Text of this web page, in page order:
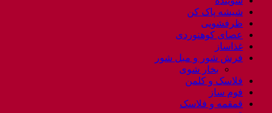
شیشه پاک کن
ظرفشویی
عصای کوهنوردی
غذاساز
فرش شور و مبل شور
بخار شوی
فلاسک و کلمن
فوم ساز
قمقمه و فلاسک